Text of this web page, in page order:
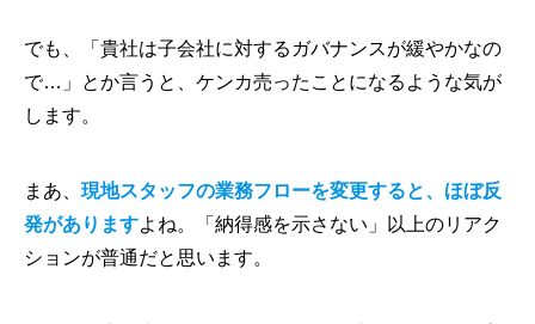
でも、「貴社は子会社に対するガバナンスが緩やかなの
で…」とか言うと、ケンカ売ったことになるような気が
します。
まあ、 現地スタッフの業務フローを変更すると、ほぼ反
発がありますよね。「納得感を示さない」以上のリアク
ションが普通だと思います。